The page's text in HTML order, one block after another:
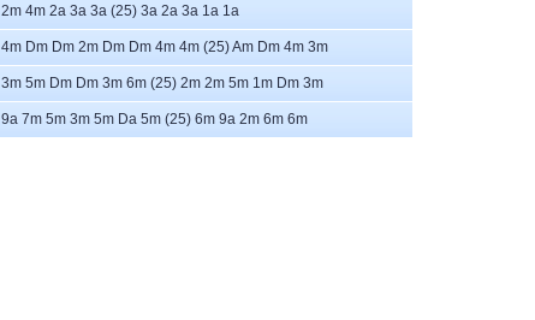
2m 4m 2a 3a 3a (25) 3a 2a 3a 1a 1a
4m Dm Dm 2m Dm Dm 4m 4m (25) Am Dm 4m 3m
3m 5m Dm Dm 3m 6m (25) 2m 2m 5m 1m Dm 3m
9a 7m 5m 3m 5m Da 5m (25) 6m 9a 2m 6m 6m